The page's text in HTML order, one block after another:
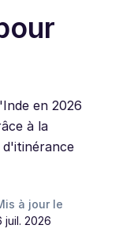
en 2026
à la
à jour le
juil. 2026